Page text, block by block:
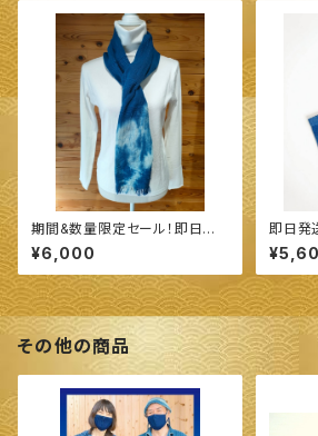
期間&数量限定セール！即日発
送！！◆今治産 タオル地 ストー
ル◆ ～100%オーガニックすく
も使用 醗酵建て伊勢藍染～
¥6,000
即日発
ックコ
ームカ
ックす
染～
その他の商品